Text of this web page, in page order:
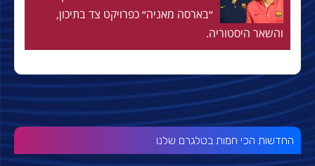
״בארסה מאניה״ כפרויקט צד בתיכון,
והשאר היסטוריה.
החדשות הכי חמות בטלגרם שלנו